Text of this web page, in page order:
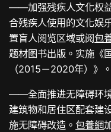
——加强残疾人文化权
合残疾人使用的文化娱
置盲人阅览区域或阅包
题材图书出版。实施《
（2015－2020年）》。
——全面推进无障碍环
建筑物和居住区配套建
施无障碍改造。包養網